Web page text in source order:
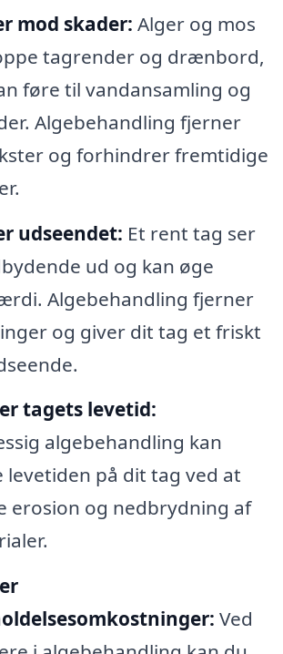
mod skader: Alger og mos
tagrender og drænbord,
føre til vandansamling og
Algebehandling fjerner
og forhindrer fremtidige
udseendet: Et rent tag ser
ud og kan øge
Algebehandling fjerner
og giver dit tag et friskt
tagets levetid:
algebehandling kan
på dit tag ved at
erosion og nedbrydning af
Ved